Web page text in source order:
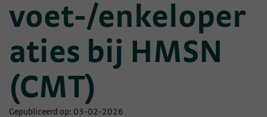
voet-/enkeloper
aties bij HMSN
(CMT)
Gepubliceerd op: 03-02-2026